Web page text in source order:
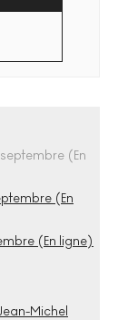
(En
(En
(En ligne)
Michel